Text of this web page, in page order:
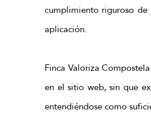
cumplimiento riguroso
aplicación.
Finca Valoriza
en el sitio web, sin que
entendiéndose como